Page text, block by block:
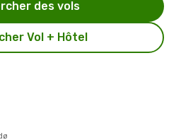
Vol + Hôtel
des vols